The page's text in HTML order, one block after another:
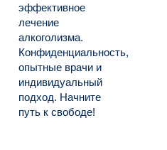
эффективное
лечение
алкоголизма.
Конфиденциальность,
опытные врачи и
индивидуальный
подход. Начните
путь к свободе!